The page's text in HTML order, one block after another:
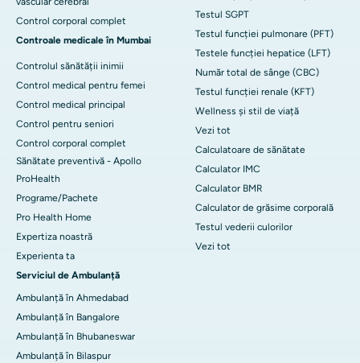
Control corporal complet
Controale medicale în Mumbai
Controlul sănătății inimii
Control medical pentru femei
Control medical principal
Control pentru seniori
Control corporal complet
Sănătate preventivă - Apollo
ProHealth
Programe/Pachete
Pro Health Home
Expertiza noastră
Experienta ta
Serviciul de Ambulanță
Ambulanță în Ahmedabad
Ambulanță în Bangalore
Ambulanță în Bhubaneswar
Ambulanță în Bilaspur
Testul SGPT
Testul funcției pulmonare (PFT)
Testele funcției hepatice (LFT)
Număr total de sânge (CBC)
Testul funcției renale (KFT)
Wellness și stil de viață
Vezi tot
Calculatoare de sănătate
Calculator IMC
Calculator BMR
Calculator de grăsime corporală
Testul vederii culorilor
Vezi tot